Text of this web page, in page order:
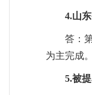
4.山
答：
为主完成
5.被